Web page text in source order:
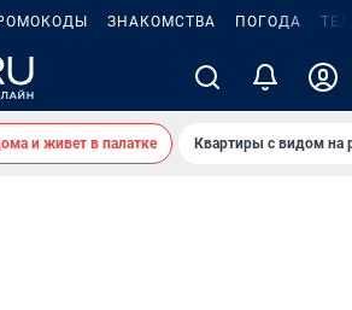
ЗНАКОМСТВА ПОГОДА
и живет в палатке Квартиры с видом на